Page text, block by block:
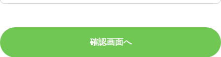
確認画面へ